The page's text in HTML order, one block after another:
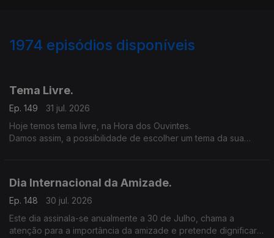
1974 episódios disponíveis
Tema Livre.
Ep. 149
31 jul. 2026
Hoje temos tema livre, na Hora dos Ouvintes.
Damos assim, a possibilidade de escolher um tema da sua
Dia Internacional da Amizade.
Ep. 148
30 jul. 2026
Este dia assinala-se anualmente a 30 de Julho, chama a
atenção para a importância da amizade e pretende dignificar o